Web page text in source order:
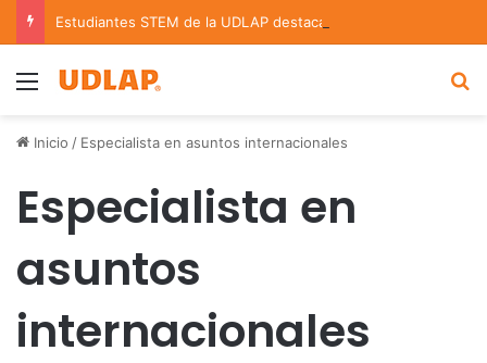
Menu
Inicio / Especialista en asuntos internacionales
Especialista en
asuntos
internacionales